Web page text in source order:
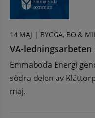
14 MAJ | BYGGA, BO &
VA-
Emmaboda Energi
södra delen av
maj.